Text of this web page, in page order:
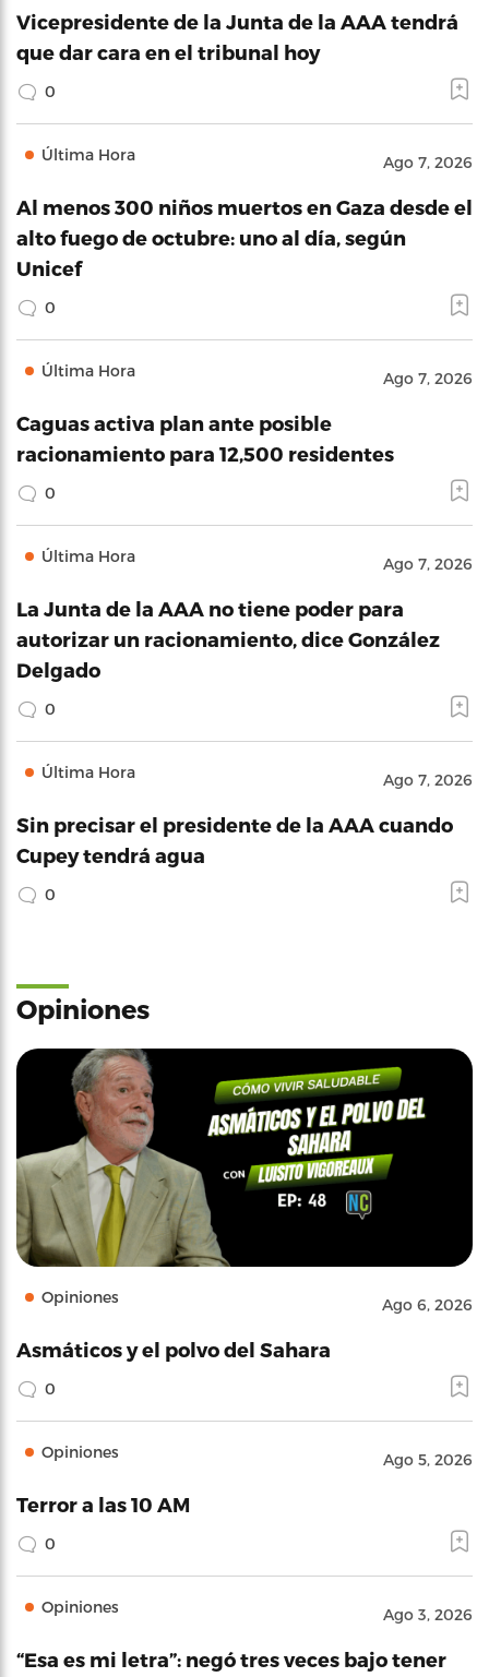
Vicepresidente de la Junta de la AAA tendrá
que dar cara en el tribunal hoy
0
Última Hora Ago 7, 2026
Al menos 300 niños muertos en Gaza desde el
alto fuego de octubre: uno al día, según
Unicef
0
Última Hora Ago 7, 2026
Caguas activa plan ante posible
racionamiento para 12,500 residentes
0
Última Hora Ago 7, 2026
La Junta de la AAA no tiene poder para
autorizar un racionamiento, dice González
Delgado
0
Última Hora Ago 7, 2026
Sin precisar el presidente de la AAA cuando
Cupey tendrá agua
0
Opiniones
Opiniones Ago 6, 2026
Asmáticos y el polvo del Sahara
0
Opiniones Ago 5, 2026
Terror a las 10 AM
0
Opiniones Ago 3, 2026
“Esa es mi letra”: negó tres veces bajo tener